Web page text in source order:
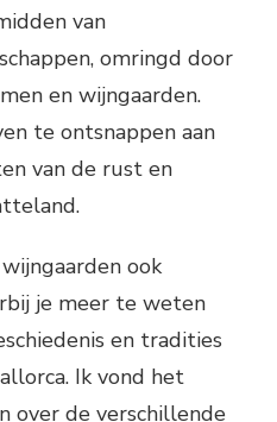
van
omringd door
en wijngaarden.
te ontsnappen aan
van de rust en
ook
je meer te weten
en tradities
Ik vond het
over de verschillende